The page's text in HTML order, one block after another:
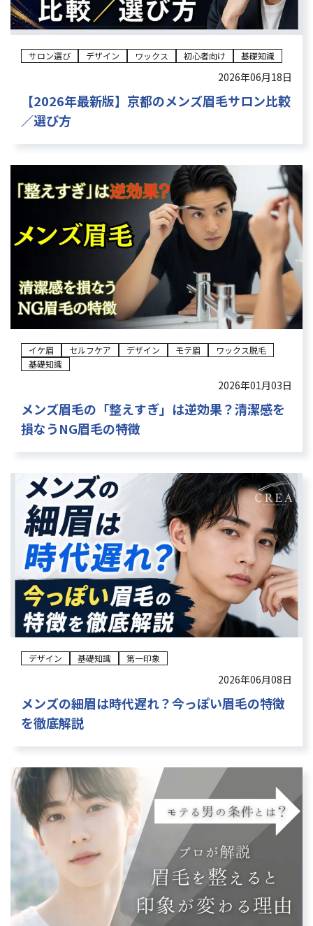
サロン選び デザイン ワックス 初心者向け 基礎知識
2026年06月18日
【2026年最新版】京都のメンズ眉毛サロン比較
／選び方
イケ眉 セルフケア デザイン モテ眉
ワックス脱毛
基礎知識
2026年01月03日
メンズ眉毛の「整えすぎ」は逆効果？清潔感を
損なうNG眉毛の特徴
デザイン 基礎知識 第一印象
2026年06月08日
メンズの細眉は時代遅れ？今っぽい眉毛の特徴
を徹底解説